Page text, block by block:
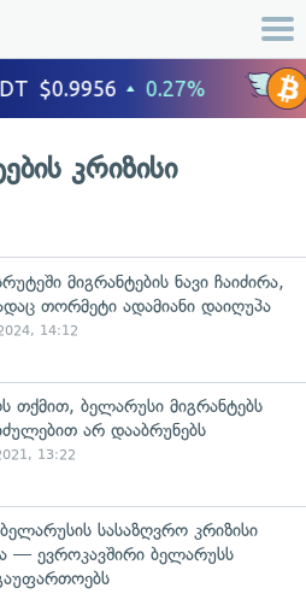
კრიზისი
მიგრანტების ნავი ჩაიძირა,
თორმეტი ადამიანი დაიღუპა
2024, 14:12
თქმით, ბელარუსი მიგრანტებს
არ დააბრუნებს
13:22
სასაზღვრო კრიზისი
— ევროკავშირი ბელარუსს